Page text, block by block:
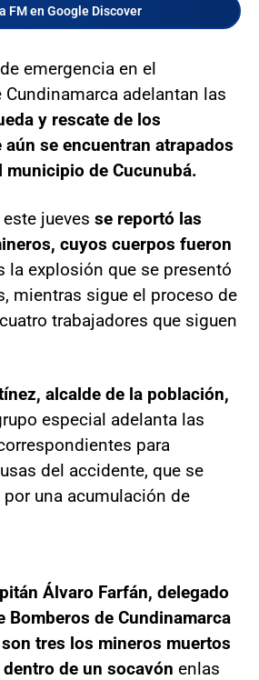
FM en Google Discover
emergencia en el
adelantan las
y rescate de los
se encuentran atrapados
municipio de Cucunubá.
jueves se reportó las
cuyos cuerpos fueron
la explosión que se presentó
mientras sigue el proceso de
trabajadores que siguen
alcalde de la población,
especial adelanta las
para
del accidente, que se
una acumulación de
Álvaro Farfán, delegado
Bomberos de Cundinamarca
tres los mineros muertos
de un socavón enlas